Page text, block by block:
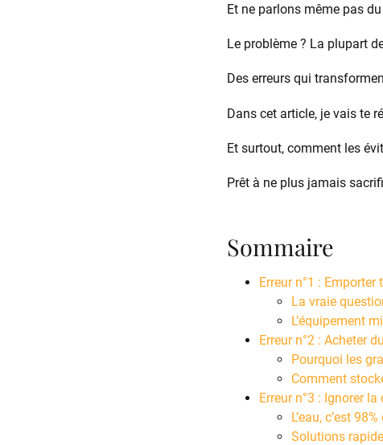
Et ne parlons même pas
Le problème ? La plupart
Des erreurs qui
Dans cet article, je vais te
Et surtout, comment les
Prêt à ne plus jamais
Sommaire
Erreur n°1 :
La vraie
L’équipement
Erreur n°2 : Acheter
Pourquoi les
Comment
Erreur n°3 : Ignorer
L’eau, c’est
Solutions